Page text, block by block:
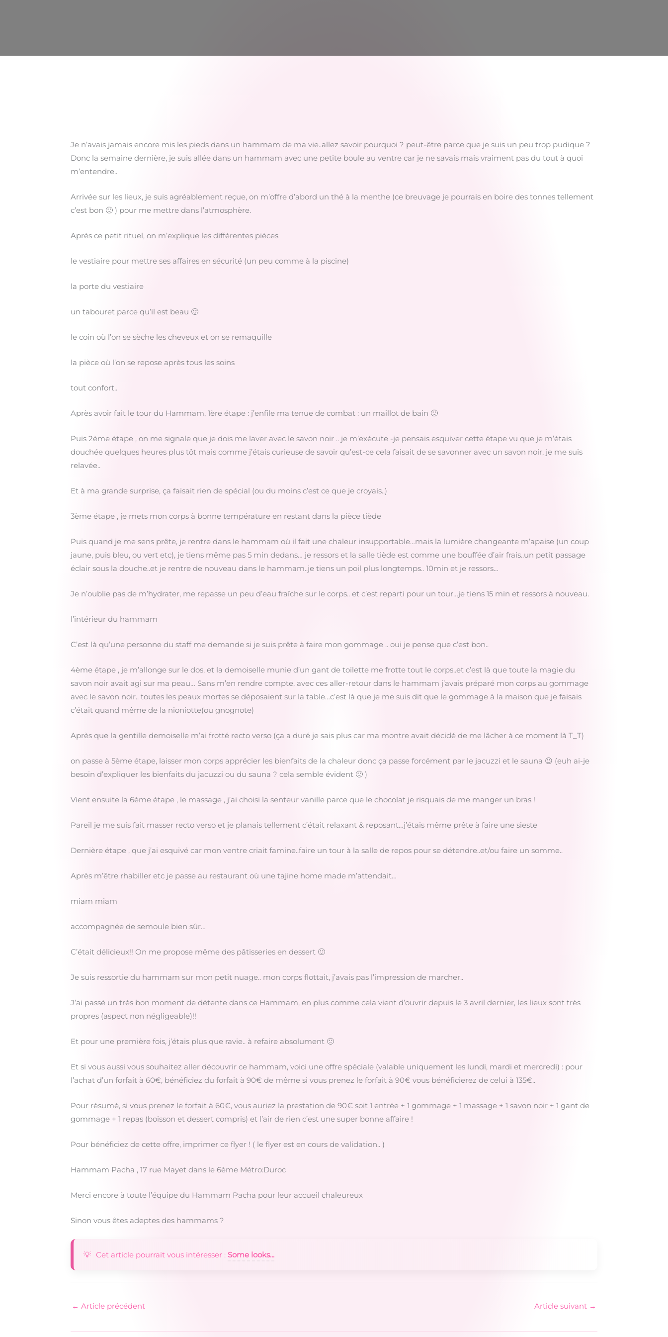
Je n’avais jamais encore mis les pieds dans un hammam de ma vie..allez savoir pourquoi ? peut-être parce que je suis un peu trop pudique ?
Donc la semaine dernière, je suis allée dans un hammam avec une petite boule au ventre car je ne savais mais vraiment pas du tout à quoi
m’entendre..
Arrivée sur les lieux, je suis agréablement reçue, on m’offre d’abord un thé à la menthe (ce breuvage je pourrais en boire des tonnes tellement
c’est bon 🙂 ) pour me mettre dans l’atmosphère.
Après ce petit rituel, on m’explique les différentes pièces
le vestiaire pour mettre ses affaires en sécurité (un peu comme à la piscine)
la porte du vestiaire
un tabouret parce qu’il est beau 🙂
le coin où l’on se sèche les cheveux et on se remaquille
la pièce où l’on se repose après tous les soins
tout confort..
Après avoir fait le tour du Hammam, 1ère étape : j’enfile ma tenue de combat : un maillot de bain 🙂
Puis 2ème étape , on me signale que je dois me laver avec le savon noir .. je m’exécute -je pensais esquiver cette étape vu que je m’étais
douchée quelques heures plus tôt mais comme j’étais curieuse de savoir qu’est-ce cela faisait de se savonner avec un savon noir, je me suis
relavée..
Et à ma grande surprise, ça faisait rien de spécial (ou du moins c’est ce que je croyais..)
3ème étape , je mets mon corps à bonne température en restant dans la pièce tiède
Puis quand je me sens prête, je rentre dans le hammam où il fait une chaleur insupportable…mais la lumière changeante m’apaise (un coup
jaune, puis bleu, ou vert etc), je tiens même pas 5 min dedans… je ressors et la salle tiède est comme une bouffée d’air frais..un petit passage
éclair sous la douche..et je rentre de nouveau dans le hammam..je tiens un poil plus longtemps.. 10min et je ressors…
Je n’oublie pas de m’hydrater, me repasse un peu d’eau fraîche sur le corps.. et c’est reparti pour un tour…je tiens 15 min et ressors à nouveau.
l’intérieur du hammam
C’est là qu’une personne du staff me demande si je suis prête à faire mon gommage .. oui je pense que c’est bon..
4ème étape , je m’allonge sur le dos, et la demoiselle munie d’un gant de toilette me frotte tout le corps..et c’est là que toute la magie du
savon noir avait agi sur ma peau… Sans m’en rendre compte, avec ces aller-retour dans le hammam j’avais préparé mon corps au gommage
avec le savon noir.. toutes les peaux mortes se déposaient sur la table…c’est là que je me suis dit que le gommage à la maison que je faisais
c’était quand même de la nioniotte(ou gnognote)
Après que la gentille demoiselle m’ai frotté recto verso (ça a duré je sais plus car ma montre avait décidé de me lâcher à ce moment là T_T)
on passe à 5ème étape, laisser mon corps apprécier les bienfaits de la chaleur donc ça passe forcément par le jacuzzi et le sauna 😉 (euh ai-je
besoin d’expliquer les bienfaits du jacuzzi ou du sauna ? cela semble évident 🙂 )
Vient ensuite la 6ème étape , le massage , j’ai choisi la senteur vanille parce que le chocolat je risquais de me manger un bras !
Pareil je me suis fait masser recto verso et je planais tellement c’était relaxant & reposant…j’étais même prête à faire une sieste
Dernière étape , que j’ai esquivé car mon ventre criait famine..faire un tour à la salle de repos pour se détendre..et/ou faire un somme..
Après m’être rhabiller etc je passe au restaurant où une tajine home made m’attendait…
miam miam
accompagnée de semoule bien sûr…
C’était délicieux!! On me propose même des pâtisseries en dessert 🙂
Je suis ressortie du hammam sur mon petit nuage.. mon corps flottait, j’avais pas l’impression de marcher..
J’ai passé un très bon moment de détente dans ce Hammam, en plus comme cela vient d’ouvrir depuis le 3 avril dernier, les lieux sont très
propres (aspect non négligeable)!!
Et pour une première fois, j’étais plus que ravie.. à refaire absolument 🙂
Et si vous aussi vous souhaitez aller découvrir ce hammam, voici une offre spéciale (valable uniquement les lundi, mardi et mercredi) : pour
l’achat d’un forfait à 60€, bénéficiez du forfait à 90€ de même si vous prenez le forfait à 90€ vous bénéficierez de celui à 135€..
Pour résumé, si vous prenez le forfait à 60€, vous auriez la prestation de 90€ soit 1 entrée + 1 gommage + 1 massage + 1 savon noir + 1 gant de
gommage + 1 repas (boisson et dessert compris) et l’air de rien c’est une super bonne affaire !
Pour bénéficiez de cette offre, imprimer ce flyer ! ( le flyer est en cours de validation.. )
Hammam Pacha , 17 rue Mayet dans le 6ème Métro:Duroc
Merci encore à toute l’équipe du Hammam Pacha pour leur accueil chaleureux
Sinon vous êtes adeptes des hammams ?
Cet article pourrait vous intéresser : Some looks...
← Article précédent Article suivant →